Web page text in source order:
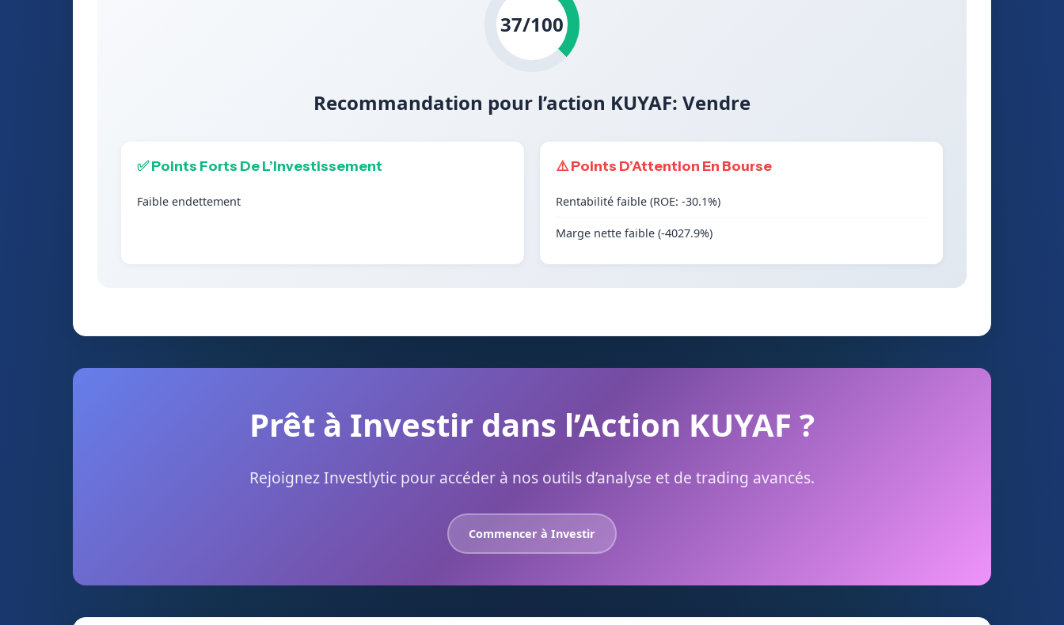
37/100
Recommandation pour l’action KUYAF: Vendre
✅ Points Forts De L’Investissement
Faible endettement
⚠️ Points D’Attention En Bourse
Rentabilité faible (ROE: -30.1%)
Marge nette faible (-4027.9%)
Prêt à Investir dans l’Action KUYAF ?
Rejoignez Investlytic pour accéder à nos outils d’analyse et de trading avancés.
Commencer à Investir